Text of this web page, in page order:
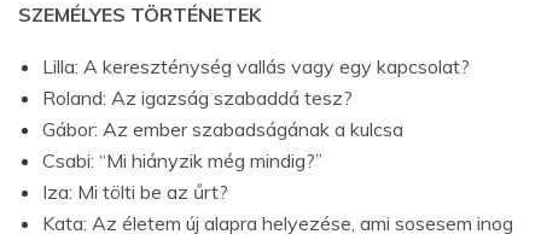
SZEMÉLYES TÖRTÉNETEK
Lilla: A kereszténység vallás vagy egy kapcsolat?
Roland: Az igazság szabaddá tesz?
Gábor: Az ember szabadságának a kulcsa
Csabi: “Mi hiányzik még mindig?”
Iza: Mi tölti be az űrt?
Kata: Az életem új alapra helyezése, ami sosesem inog